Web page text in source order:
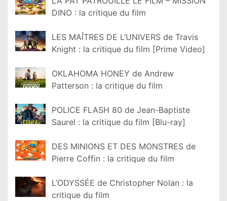
DINO : la critique du film
LES MAÎTRES DE L’UNIVERS de Travis
Knight : la critique du film [Prime Video]
OKLAHOMA HONEY de Andrew
Patterson : la critique du film
POLICE FLASH 80 de Jean-Baptiste
Saurel : la critique du film [Blu-ray]
DES MINIONS ET DES MONSTRES de
Pierre Coffin : la critique du film
L’ODYSSÉE de Christopher Nolan : la
critique du film